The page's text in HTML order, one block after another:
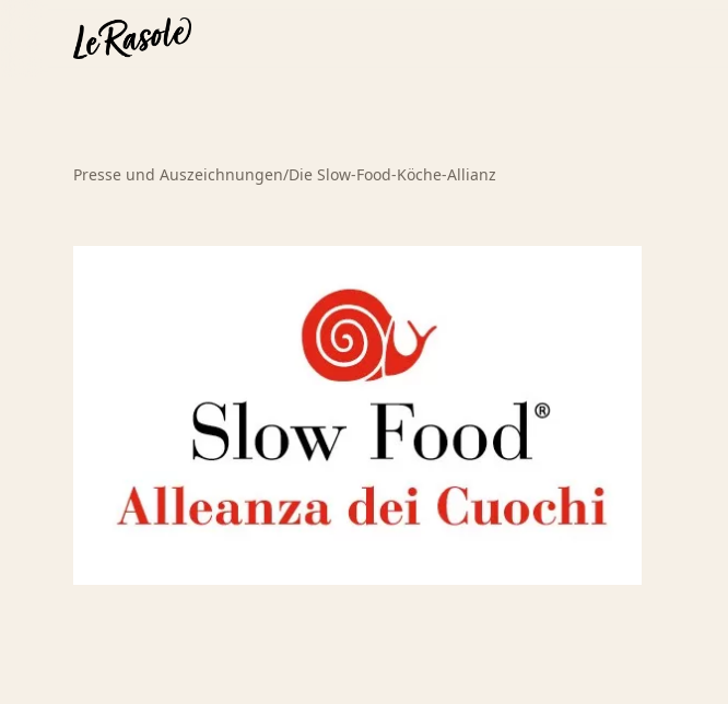
Presse und Auszeichnungen/Die Slow-Food-Köche-Allianz